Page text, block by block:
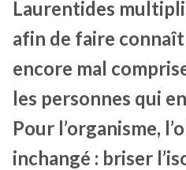
Laurentides
afin de faire
encore mal
les personnes qui
Pour l’organisme,
inchangé : briser